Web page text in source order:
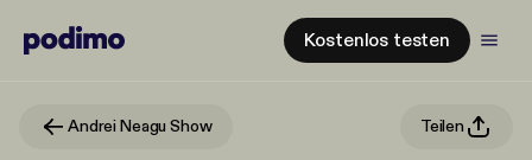
Kostenlos testen
Andrei Neagu Show Teilen